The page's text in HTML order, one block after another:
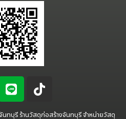
นทบุรี ร้านวัสดุก่อสร้างจันทบุรี จำหน่ายวัสดุ